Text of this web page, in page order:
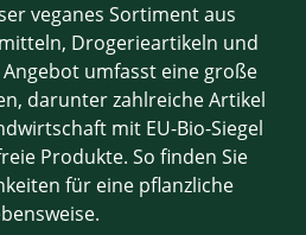
veganes Sortiment aus
Drogerieartikeln und
umfasst eine große
darunter zahlreiche Artikel
mit EU-Bio-Siegel
Produkte. So finden Sie
für eine pflanzliche